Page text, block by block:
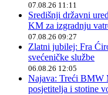
07.08.26 11:11
Središnji državni
KM za izgradnju
07.08.26 09:27
Zlatni jubilej: Fra
svećeničke službe
06.08.26 12:05
Najava: Treći BMW
posjetitelja i stotine